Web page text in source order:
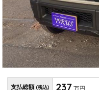
支払総額 (税込) 237 万円